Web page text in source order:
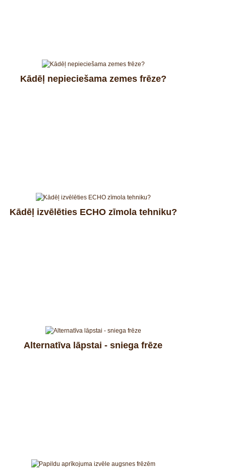
Kādēļ nepieciešama zemes frēze?
Kādēļ izvēlēties ECHO zīmola tehniku?
Alternatīva lāpstai - sniega frēze